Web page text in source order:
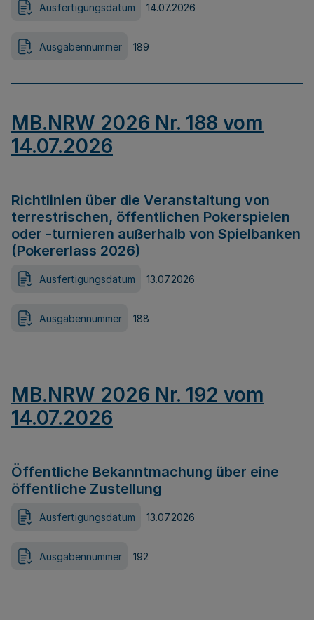
Ausfertigungsdatum 14.07.2026
Ausgabennummer 189
MB.NRW 2026 Nr. 188 vom
14.07.2026
Richtlinien über die Veranstaltung von
terrestrischen, öffentlichen Pokerspielen
oder -turnieren außerhalb von Spielbanken
(Pokererlass 2026)
Ausfertigungsdatum 13.07.2026
Ausgabennummer 188
MB.NRW 2026 Nr. 192 vom
14.07.2026
Öffentliche Bekanntmachung über eine
öffentliche Zustellung
Ausfertigungsdatum 13.07.2026
Ausgabennummer 192